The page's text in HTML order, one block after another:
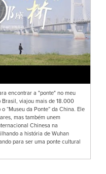
encontrar a "ponte" no meu
viajou mais de 18.000
“Museu da Ponte” da China. Ele
mas também unem
Chinesa na
a história de Wuhan
para ser uma ponte cultural